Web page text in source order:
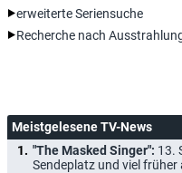
erweiterte Seriensuche
Recherche nach
Meistgelesene TV-News
"The Masked Singer": 13.
Sendeplatz und viel früher